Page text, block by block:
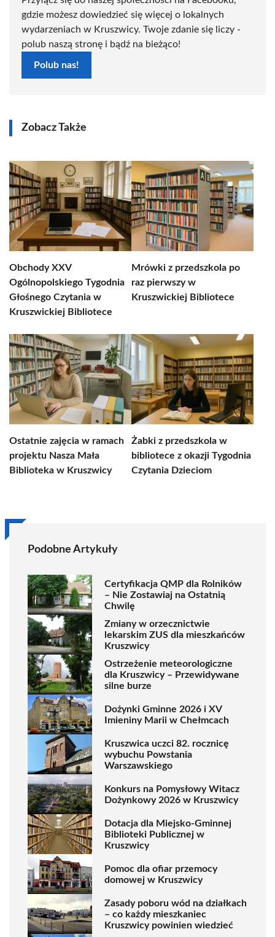
gdzie możesz dowiedzieć się więcej o lokalnych
wydarzeniach w Kruszwicy. Twoje zdanie się liczy -
polub naszą stronę i bądź na bieżąco!
Polub nas!
Zobacz Także
Obchody XXV
Ogólnopolskiego Tygodnia
Głośnego Czytania w
Kruszwickiej Bibliotece
Mrówki z przedszkola po
raz pierwszy w
Kruszwickiej Bibliotece
Ostatnie zajęcia w ramach
projektu Nasza Mała
Biblioteka w Kruszwicy
Żabki z przedszkola w
bibliotece z okazji Tygodnia
Czytania Dzieciom
Podobne Artykuły
Certyfikacja QMP dla Rolników
– Nie Zostawiaj na Ostatnią
Chwilę
Zmiany w orzecznictwie
lekarskim ZUS dla mieszkańców
Kruszwicy
Ostrzeżenie meteorologiczne
dla Kruszwicy – Przewidywane
silne burze
Dożynki Gminne 2026 i XV
Imieniny Marii w Chełmcach
Kruszwica uczci 82. rocznicę
wybuchu Powstania
Warszawskiego
Konkurs na Pomysłowy Witacz
Dożynkowy 2026 w Kruszwicy
Dotacja dla Miejsko-Gminnej
Biblioteki Publicznej w
Kruszwicy
Pomoc dla ofiar przemocy
domowej w Kruszwicy
Zasady poboru wód na działkach
– co każdy mieszkaniec
Kruszwicy powinien wiedzieć